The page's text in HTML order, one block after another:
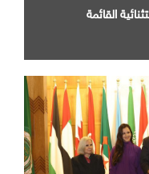
القائمة